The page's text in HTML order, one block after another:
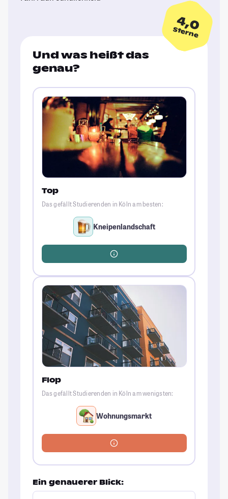
4,0
Sterne
Und was heißt das
genau?
Top
Das gefällt Studierenden in Köln am besten:
Kneipenlandschaft
Flop
Das gefällt Studierenden in Köln am wenigsten:
Wohnungsmarkt
Ein genauerer Blick: